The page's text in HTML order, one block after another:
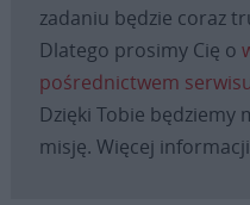
zadaniu będzie coraz
Dlatego prosimy Cię o
pośrednictwem
Dzięki Tobie będziemy
misję. Więcej